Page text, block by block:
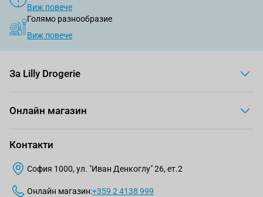
Виж повече
Голямо разнообразие
Виж повече
За Lilly Drogerie
Онлайн магазин
Контакти
София 1000, ул. "Иван Денкоглу" 26, ет.2
Онлайн магазин:+359 2 4138 999